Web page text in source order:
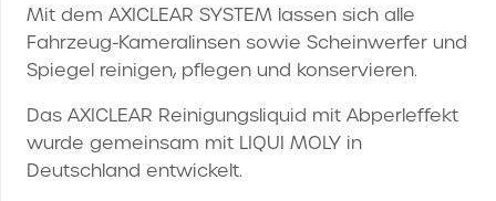
Mit dem AXICLEAR SYSTEM lassen sich alle
Fahrzeug-Kameralinsen sowie Scheinwerfer und
Spiegel reinigen, pflegen und konservieren.
Das AXICLEAR Reinigungsliquid mit Abperleffekt
wurde gemeinsam mit LIQUI MOLY in
Deutschland entwickelt.